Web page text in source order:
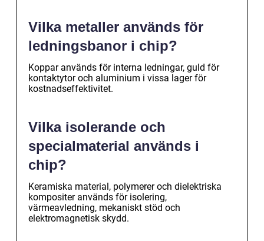
Vilka metaller används för
ledningsbanor i chip?
Koppar används för interna ledningar, guld för
kontaktytor och aluminium i vissa lager för
kostnadseffektivitet.
Vilka isolerande och
specialmaterial används i
chip?
Keramiska material, polymerer och dielektriska
kompositer används för isolering,
värmeavledning, mekaniskt stöd och
elektromagnetisk skydd.